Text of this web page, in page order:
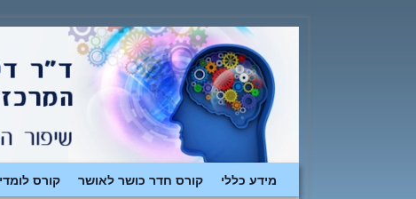
מידע כללי קורס חדר כושר לאושר קורס